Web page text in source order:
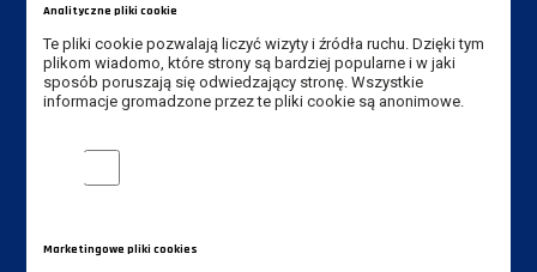
Akademia Nauk Stosowanych
im. Jana Amosa Komeńskiego w Lesznie
E-mail Instytut:
Analityczne pliki cookie
Te pliki cookie pozwalają liczyć wizyty i źródła ruchu. Dzięki tym
plikom wiadomo, które strony są bardziej popularne i w jaki
sposób poruszają się odwiedzający stronę. Wszystkie
informacje gromadzone przez te pliki cookie są anonimowe.
Analityczne pliki cookie
Marketingowe pliki cookies